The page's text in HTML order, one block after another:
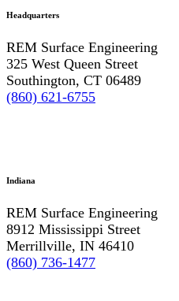
Headquarters
REM Surface Engineering
325 West Queen Street
Southington, CT 06489
(860) 621-6755
Indiana
REM Surface Engineering
8912 Mississippi Street
Merrillville, IN 46410
(860) 736-1477